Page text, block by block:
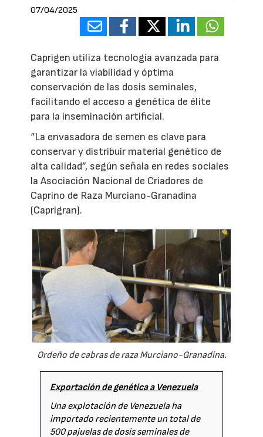
07/04/2025
Caprigen utiliza tecnología avanzada para
garantizar la viabilidad y óptima
conservación de las dosis seminales,
facilitando el acceso a genética de élite
para la inseminación artificial.
“La envasadora de semen es clave para
conservar y distribuir material genético de
alta calidad”, según señala en redes sociales
la Asociación Nacional de Criadores de
Caprino de Raza Murciano-Granadina
(Caprigran).
Ordeño de cabras de raza Murciano-Granadina.
Exportación de genética a Venezuela
Una explotación de Venezuela ha
importado recientemente un total de
500 pajuelas de dosis seminales de